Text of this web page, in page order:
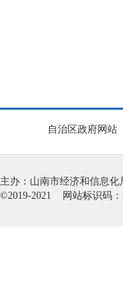
自治区政府网站
主办：山南市经济和信息
©2019-2021 网站标识码：